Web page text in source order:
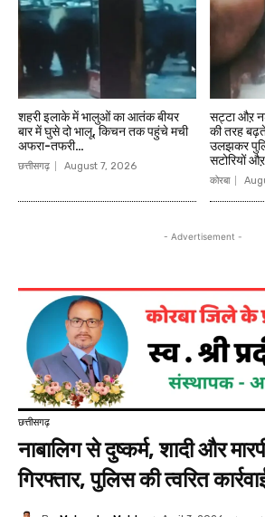
शहरी इलाके में भालुओं का आतंक बीयर
बार में घुसे दो भालू, किचन तक पहुंचे मची
अफरा-तफरी…
छत्तीसगढ़ August 7, 2026
सट्टा औऱ
की तरह
उलझकर
सटोरियों
कोरबा
- Advertisement -